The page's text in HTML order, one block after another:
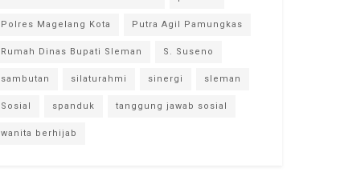
Polres Magelang Kota Putra Agil Pamungkas
Rumah Dinas Bupati Sleman S. Suseno
sambutan silaturahmi sinergi sleman
Sosial spanduk tanggung jawab sosial
wanita berhijab